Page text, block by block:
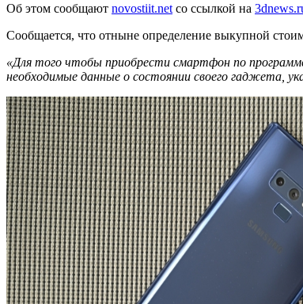
Об этом сообщают novostiit.net со ссылкой на
Сообщается, что отныне определение выкупной
«Для того чтобы приобрести смартфон по
необходимые данные о состоянии своего гаджета,